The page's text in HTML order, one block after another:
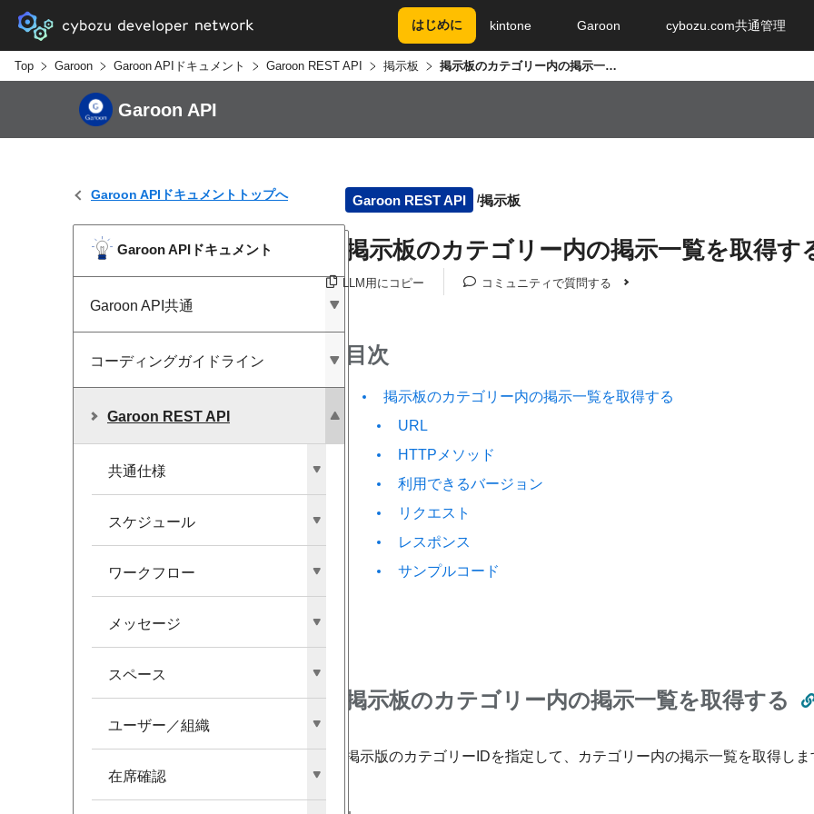
はじめに kintone Garoon cybozu.com共通管理
Top Garoon Garoon APIドキュメント Garoon REST API 掲示板 掲示板のカテゴリー内の掲示一覧を取得する
Garoon API
Garoon APIドキュメントトップへ
Garoon APIドキュメント
Garoon API共通
コーディングガイドライン
Garoon REST API
共通仕様
スケジュール
ワークフロー
メッセージ
スペース
ユーザー／組織
在席確認
Garoon REST API 掲示板
掲示板のカテゴリー内の掲示一覧を取得す
LLM用にコピー コミュニティで質問する
目次
掲示板のカテゴリー内の掲示一覧を取得する
URL
HTTPメソッド
利用できるバージョン
リクエスト
レスポンス
サンプルコード
掲示板のカテゴリー内の掲示一覧を取得する
掲示版のカテゴリーIDを指定して、カテゴリー内の掲示一覧を取得しま